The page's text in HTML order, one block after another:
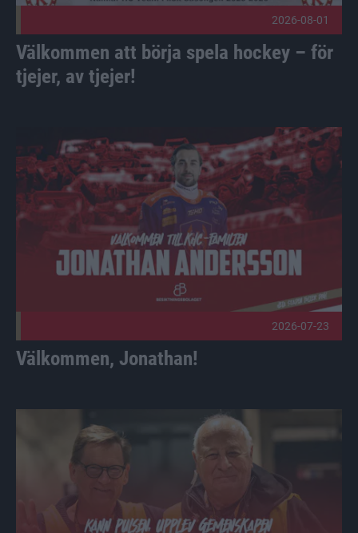
2026-08-01
Välkommen att börja spela hockey – för
tjejer, av tjejer!
Välkommen, Jonathan! Publicerad 2026-07-23
2026-07-23
Välkommen, Jonathan!
Bli en del av laget bakom laget – vi söker nya stjärnor till